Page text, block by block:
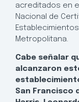
acreditados en
Nacional de
Metropolitana.
Cabe señalar
alcanzaron
San Francisco